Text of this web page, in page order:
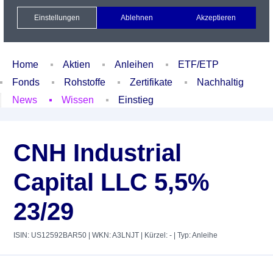
Xetra Realtime
Watchlist Portfolio Login
Home Aktien Anleihen
ETF/ETP
Fonds
Rohstoffe Zertifikate
Nachhaltig
News
Wissen Einstieg
CNH Industrial
Capital LLC 5,5%
23/29
ISIN: US12592BAR50 | WKN: A3LNJT | Kürzel: - | Typ: Anleihe
Einstellungen Ablehnen Akzeptieren